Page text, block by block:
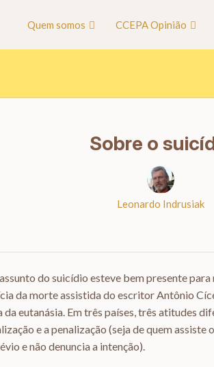
Quem somos CCEPA Opinião
Sobre o
Leonardo Indrusiak
do suicídio esteve bem presente
da morte assistida do escritor Antônio
da eutanásia. Em três países, três atitudes
e a penalização (seja de quem assiste
e não denuncia a intenção).